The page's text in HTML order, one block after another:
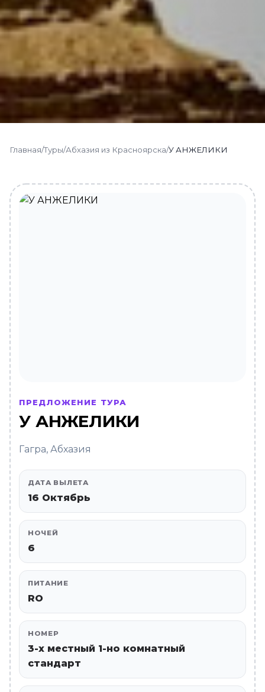
Главная/Туры/Абхазия из Красноярска/У АНЖЕЛИКИ
ПРЕДЛОЖЕНИЕ ТУРА
У АНЖЕЛИКИ
Гагра, Абхазия
ДАТА ВЫЛЕТА
16 Октябрь
НОЧЕЙ
6
ПИТАНИЕ
RO
НОМЕР
3-х местный 1-но комнатный
стандарт